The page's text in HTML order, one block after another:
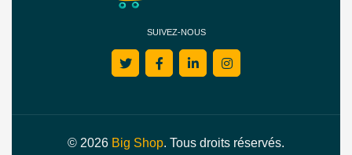
SUIVEZ-NOUS
© 2026 Big Shop. Tous droits réservés.